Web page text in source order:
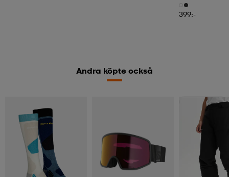
399:-
Andra köpte också
Kampanj -25%